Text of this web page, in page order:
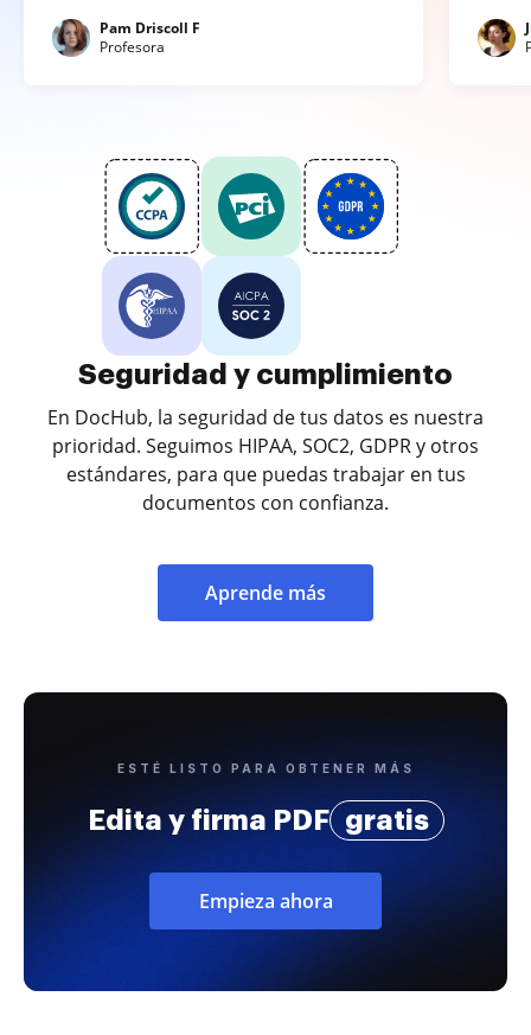
Pam Driscoll F
Profesora
Seguridad y cumplimiento
En DocHub, la seguridad de tus datos es nuestra
prioridad. Seguimos HIPAA, SOC2, GDPR y otros
estándares, para que puedas trabajar en tus
documentos con confianza.
Aprende más
ESTÉ LISTO PARA OBTENER MÁS
Edita y firma PDF gratis
Empieza ahora